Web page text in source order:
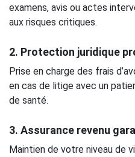
examens, avis ou actes
aux risques critiques.
2. Protection juridique
Prise en charge des frais
en cas de litige avec un
de santé.
3. Assurance revenu
Maintien de votre niveau de